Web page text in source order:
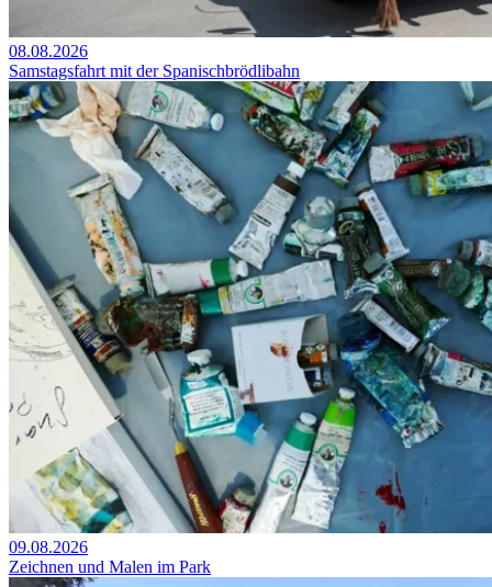
08.08.2026
Samstagsfahrt mit der Spanischbrödlibahn
09.08.2026
Zeichnen und Malen im Park